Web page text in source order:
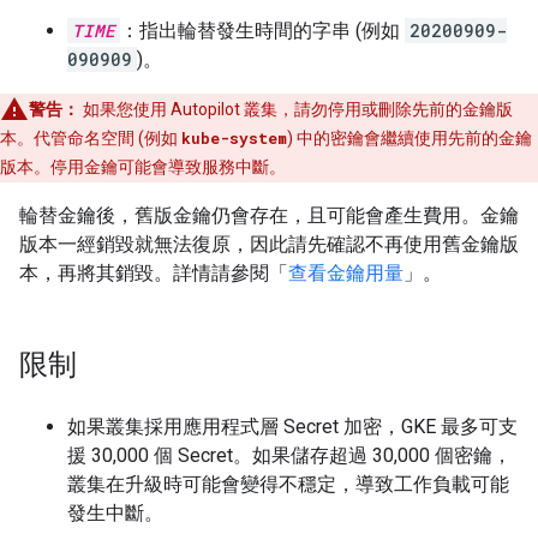
TIME ：指出輪替發生時間的字串 (例如 20200909-
090909 )。
警告： 如果您使用 Autopilot 叢集，請勿停用或刪除先前的金鑰版
本。代管命名空間 (例如 kube-system) 中的密鑰會繼續使用先前的金鑰
版本。停用金鑰可能會導致服務中斷。
輪替金鑰後，舊版金鑰仍會存在，且可能會產生費用。金鑰
版本一經銷毀就無法復原，因此請先確認不再使用舊金鑰版
本，再將其銷毀。詳情請參閱「查看金鑰用量 」。
限制
如果叢集採用應用程式層 Secret 加密，GKE 最多可支
援 30,000 個 Secret。如果儲存超過 30,000 個密鑰，
叢集在升級時可能會變得不穩定，導致工作負載可能
發生中斷。